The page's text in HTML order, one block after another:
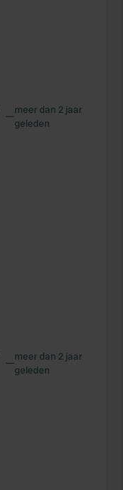
—meer dan 2 jaar
geleden
—meer dan 2 jaar
geleden